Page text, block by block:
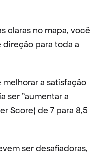
claras no mapa, você
para toda a
a satisfação
ser "aumentar a
Score) de 7 para 8,5
ser desafiadoras,